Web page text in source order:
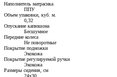
Наполнитель матрасика
ППУ
Объем упаковки, куб. м.
0,32
Опускание капюшона
Бесшумное
Передние колеса
Не поворотные
Покрытие подножки
Экокожа
Покрытие регулируемой ручки
Экокожа
Размеры сидения, см
24x30